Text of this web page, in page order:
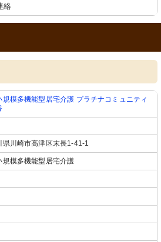
絡
規模多機能型居宅介護 プラチナコミュニティ
県川崎市高津区末長1-41-1
規模多機能型居宅介護